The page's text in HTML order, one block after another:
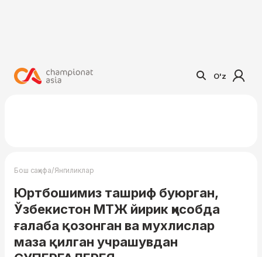
O'z
Бош саҳифа/Янгиликлар
Юртбошимиз ташриф буюрган,
Ўзбекистон МТЖ йирик ҳисобда
ғалаба қозонган ва мухлислар
маза қилган учрашувдан